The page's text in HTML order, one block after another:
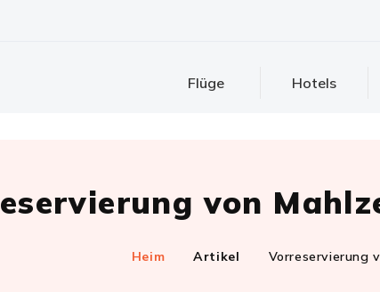
Flüge Hotels
von
Heim Artikel Vorreservierung